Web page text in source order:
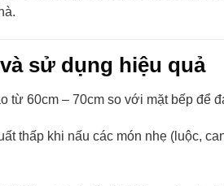
sử dụng hiệu quả
từ 60cm – 70cm so với mặt bếp để
thấp khi nấu các món nhẹ (luộc,